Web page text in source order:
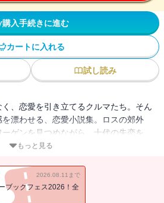
購入手続きに進む
カートに入れる
試し読み
、恋愛を引き立てるクルマたち。そん
漂わせる、恋愛小説集。ロスの郊外
ゲンを見つめながら、十代の失恋を、
頃、フォルクスワーゲン」、大きな体
かに「シャンパンを、雪で冷やして」
「ロードスターの逃亡者」。ほろ苦さ
、大人のための５つの愛の物語。
もっと見る
2026.08.11まで
ブックフェス2026！全